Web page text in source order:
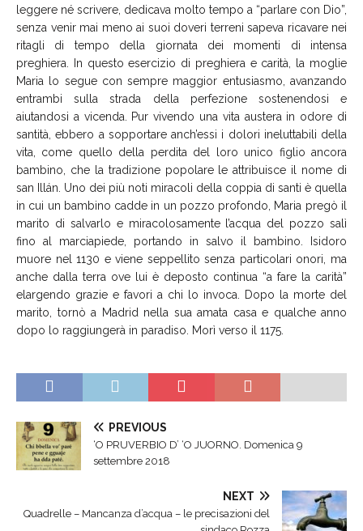
leggere né scrivere, dedicava molto tempo a “parlare con Dio”,
senza venir mai meno ai suoi doveri terreni sapeva ricavare nei
ritagli di tempo della giornata dei momenti di intensa
preghiera. In questo esercizio di preghiera e carità, la moglie
Maria lo segue con sempre maggior entusiasmo, avanzando
entrambi sulla strada della perfezione sostenendosi e
aiutandosi a vicenda. Pur vivendo una vita austera in odore di
santità, ebbero a sopportare anch’essi i dolori ineluttabili della
vita, come quello della perdita del loro unico figlio ancora
bambino, che la tradizione popolare le attribuisce il nome di
san Illán. Uno dei più noti miracoli della coppia di santi è quella
in cui un bambino cadde in un pozzo profondo, Maria pregò il
marito di salvarlo e miracolosamente l’acqua del pozzo salì
fino al marciapiede, portando in salvo il bambino. Isidoro
muore nel 1130 e viene seppellito senza particolari onori, ma
anche dalla terra ove lui è deposto continua “a fare la carità”
elargendo grazie e favori a chi lo invoca. Dopo la morte del
marito, tornò a Madrid nella sua amata casa e qualche anno
dopo lo raggiungerà in paradiso. Morì verso il 1175.
PREVIOUS
‘O PRUVERBIO D’ ‘O JUORNO. Domenica 9
settembre 2018
NEXT
Quadrelle – Mancanza d’acqua – le precisazioni del